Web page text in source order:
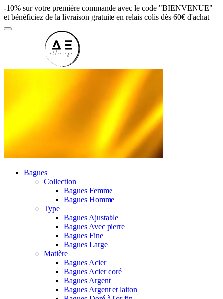
-10% sur votre première commande avec le code "BIENVENUE"
et bénéficiez de la livraison gratuite en relais colis dès 60€ d'achat
Bagues
Collection
Bagues Femme
Bagues Homme
Type
Bagues Ajustable
Bagues Avec pierre
Bagues Fine
Bagues Large
Matière
Bagues Acier
Bagues Acier doré
Bagues Argent
Bagues Argent et laiton